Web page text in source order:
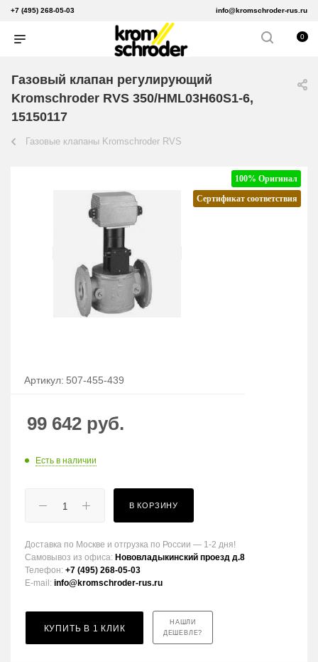
+7 (495) 268-05-03 info@kromschroder-rus.ru
0
Газовый клапан регулирующий
Kromschroder RVS 350/HML03H60S1-6,
15150117
Газовые клапаны Kromschroder RVS
100% Оригинал
Сертификат соответствия
Артикул: 507-455-439
99 642 руб.
Есть в наличии
В КОРЗИНУ
Доставка по Москве и отгрузка по России — 1-2 дня!
Самовывоз из офиса: Нововладыкинский проезд д.8
Телефон: +7 (495) 268-05-03
E-mail: info@kromschroder-rus.ru
КУПИТЬ В 1 КЛИК
НАШЛИ
ДЕШЕВЛЕ?